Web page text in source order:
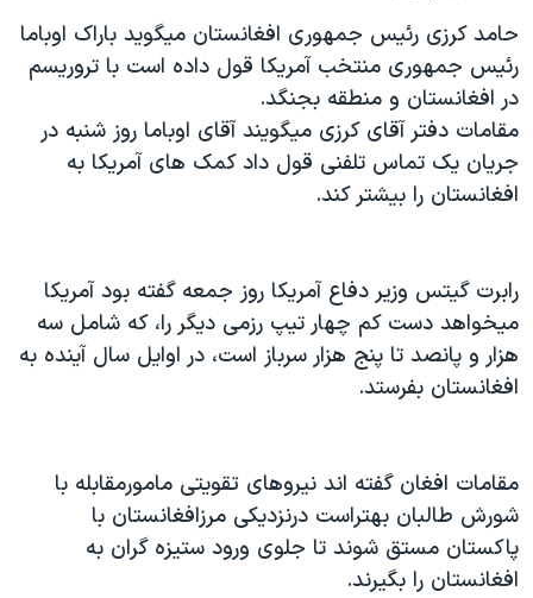
صفحه
اصلی
جهش
به
جستجو
جهان
ورزشی
گزیده‌ها
ویژه برنامه‌ها
ویدیوها
حقوق شهروندی
اقتصادی
علم و فناوری
آرشیو پخش زنده
صفحه‌های ویژه
جام جهانی ۲۰۲۶
عملیات خشم حماسی
۲۵۰سالگی آمریکا
بایگانی برنامه‌های تلویزیونی
انتخابات ریاست جمهوری آمریکا ۲۰۲۴
حمله جمهوری اسلامی به اسرائیل
رمز مهسا
مجموعه مستندهای دادخواهی
تریبونال مردمی آبان ۹۸
دادگاه حمید نوری
فرکانس‌های صدای آمریکا
پخش رادیویی
یادگیری زبان انگلیسی
زبانهای مختلف
حامد کرزی رئيس جمهوری افغانستان ميگويد باراک اوباما
رئيس جمهوری منتخب آمريکا قول داده است با تروريسم
در افغانستان و منطقه بجنگد.
مقامات دفتر آقای کرزی ميگويند آقای اوباما روز شنبه در
جريان يک تماس تلفنی قول داد کمک های آمريکا به
افغانستان را بيشتر کند.
رابرت گيتس وزير دفاع آمريکا روز جمعه گفته بود آمريکا
ميخواهد دست کم چهار تيپ رزمی ديگر را، که شامل سه
هزار و پانصد تا پنج هزار سرباز است، در اوايل سال آينده به
افغانستان بفرستد.
مقامات افغان گفته اند نيروهای تقويتی مامورمقابله با
شورش طالبان بهتراست درنزديکی مرزافغانستان با
پاکستان مستق شوند تا جلوی ورود ستيزه گران به
افغانستان را بگيرند.